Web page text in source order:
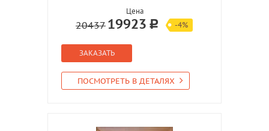
Цена
20437 19923 -4%
ЗАКАЗАТЬ
ПОСМОТРЕТЬ В ДЕТАЛЯХ